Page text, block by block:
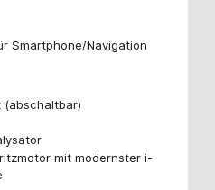
Smartphone/Navigation
mit modernster i-